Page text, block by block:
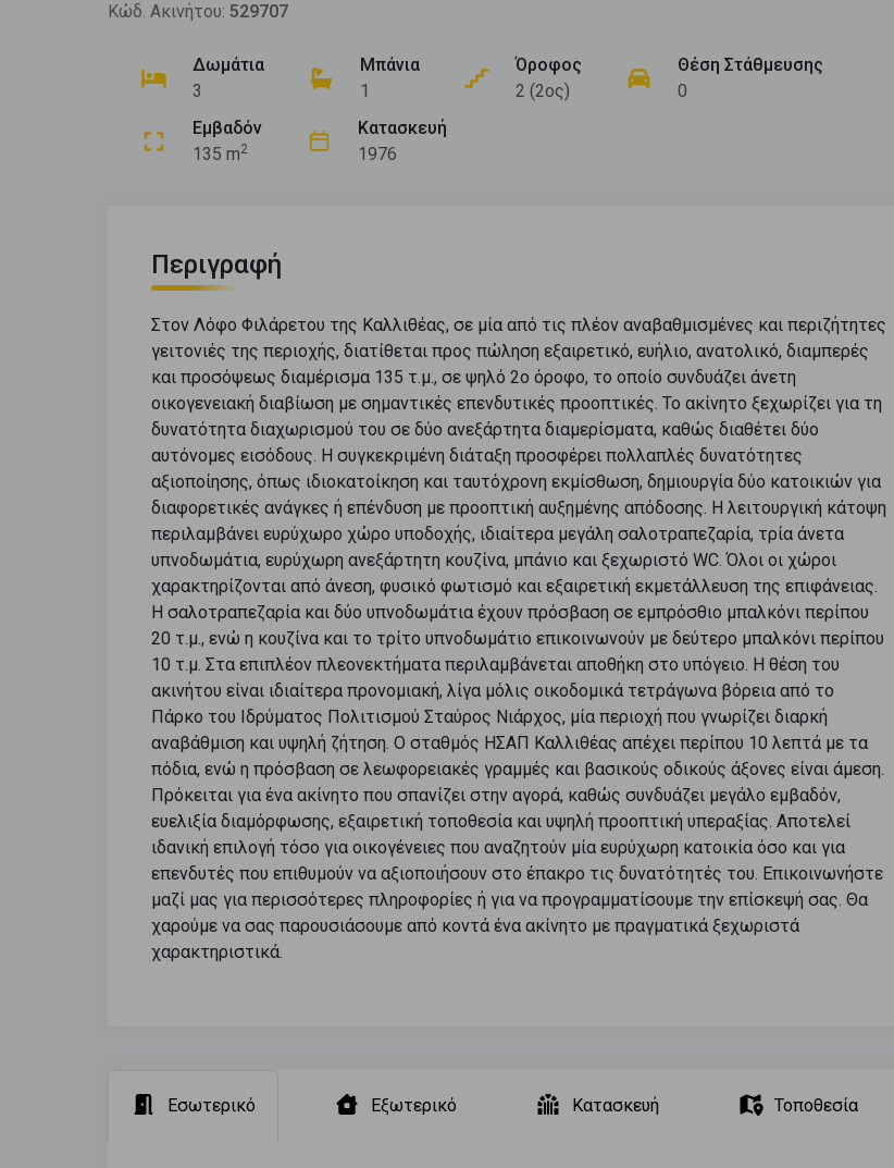
Κώδ. Ακινήτου: 529707
Δωμάτια
3
Μπάνια
1
Όροφος
2 (2ος)
Θέση Στάθμευσης
0
Εμβαδόν
135 m2
Κατασκευή
1976
Περιγραφή
Στον Λόφο Φιλάρετου της Καλλιθέας, σε μία από τις πλέον αναβαθμισμένες και περιζήτητες
γειτονιές της περιοχής, διατίθεται προς πώληση εξαιρετικό, ευήλιο, ανατολικό, διαμπερές
και προσόψεως διαμέρισμα 135 τ.μ., σε ψηλό 2ο όροφο, το οποίο συνδυάζει άνετη
οικογενειακή διαβίωση με σημαντικές επενδυτικές προοπτικές. Το ακίνητο ξεχωρίζει για τη
δυνατότητα διαχωρισμού του σε δύο ανεξάρτητα διαμερίσματα, καθώς διαθέτει δύο
αυτόνομες εισόδους. Η συγκεκριμένη διάταξη προσφέρει πολλαπλές δυνατότητες
αξιοποίησης, όπως ιδιοκατοίκηση και ταυτόχρονη εκμίσθωση, δημιουργία δύο κατοικιών για
διαφορετικές ανάγκες ή επένδυση με προοπτική αυξημένης απόδοσης. Η λειτουργική κάτοψη
περιλαμβάνει ευρύχωρο χώρο υποδοχής, ιδιαίτερα μεγάλη σαλοτραπεζαρία, τρία άνετα
υπνοδωμάτια, ευρύχωρη ανεξάρτητη κουζίνα, μπάνιο και ξεχωριστό WC. Όλοι οι χώροι
χαρακτηρίζονται από άνεση, φυσικό φωτισμό και εξαιρετική εκμετάλλευση της επιφάνειας.
Η σαλοτραπεζαρία και δύο υπνοδωμάτια έχουν πρόσβαση σε εμπρόσθιο μπαλκόνι περίπου
20 τ.μ., ενώ η κουζίνα και το τρίτο υπνοδωμάτιο επικοινωνούν με δεύτερο μπαλκόνι περίπου
10 τ.μ. Στα επιπλέον πλεονεκτήματα περιλαμβάνεται αποθήκη στο υπόγειο. Η θέση του
ακινήτου είναι ιδιαίτερα προνομιακή, λίγα μόλις οικοδομικά τετράγωνα βόρεια από το
Πάρκο του Ιδρύματος Πολιτισμού Σταύρος Νιάρχος, μία περιοχή που γνωρίζει διαρκή
αναβάθμιση και υψηλή ζήτηση. Ο σταθμός ΗΣΑΠ Καλλιθέας απέχει περίπου 10 λεπτά με τα
πόδια, ενώ η πρόσβαση σε λεωφορειακές γραμμές και βασικούς οδικούς άξονες είναι άμεση.
Πρόκειται για ένα ακίνητο που σπανίζει στην αγορά, καθώς συνδυάζει μεγάλο εμβαδόν,
ευελιξία διαμόρφωσης, εξαιρετική τοποθεσία και υψηλή προοπτική υπεραξίας. Αποτελεί
ιδανική επιλογή τόσο για οικογένειες που αναζητούν μία ευρύχωρη κατοικία όσο και για
επενδυτές που επιθυμούν να αξιοποιήσουν στο έπακρο τις δυνατότητές του. Επικοινωνήστε
μαζί μας για περισσότερες πληροφορίες ή για να προγραμματίσουμε την επίσκεψή σας. Θα
χαρούμε να σας παρουσιάσουμε από κοντά ένα ακίνητο με πραγματικά ξεχωριστά
χαρακτηριστικά.
Εσωτερικό Εξωτερικό Κατασκευή Τοποθεσία